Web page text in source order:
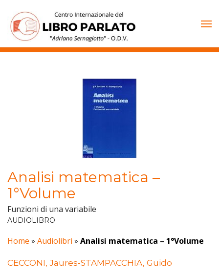
contenuto
Analisi matematica –
1°Volume
Funzioni di una variabile
AUDIOLIBRO
Home » Audiolibri » Analisi matematica – 1°Volume
CECCONI, Jaures-STAMPACCHIA, Guido